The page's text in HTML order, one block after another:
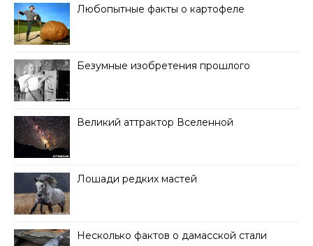
Любопытные факты о картофеле
Безумные изобретения прошлого
Великий аттрактор Вселенной
Лошади редких мастей
Несколько фактов о дамасской стали